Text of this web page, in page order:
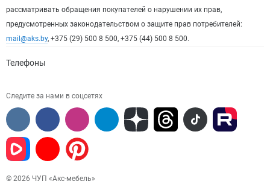
рассматривать обращения покупателей о нарушении их прав,
предусмотренных законодательством о защите прав потребителей:
mail@aks.by, +375 (29) 500 8 500, +375 (44) 500 8 500.
Телефоны
Следите за нами в соцсетях
© 2026 ЧУП «Акс-мебель»